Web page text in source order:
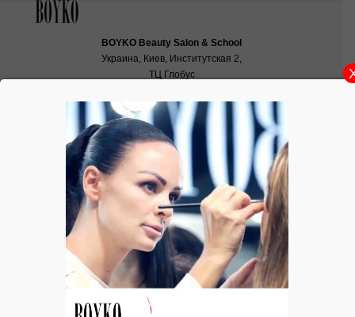
BOYKO Beauty Salon & School
Украина, Киев, Институтская 2,
ТЦ Глобус
Художественный прием света и тени
при моделировании губ